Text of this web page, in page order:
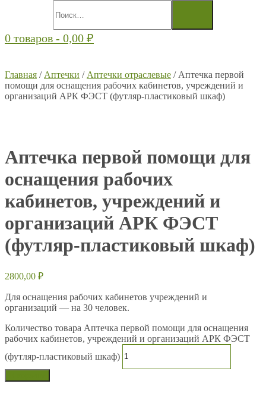
0 товаров - 0,00 ₽
Главная / Аптечки / Аптечки отраслевые / Аптечка первой
помощи для оснащения рабочих кабинетов, учреждений и
организаций АРК ФЭСТ (футляр-пластиковый шкаф)
Аптечка первой помощи для
оснащения рабочих
кабинетов, учреждений и
организаций АРК ФЭСТ
(футляр-пластиковый шкаф)
2800,00 ₽
Для оснащения рабочих кабинетов учреждений и
организаций — на 30 человек.
Количество товара Аптечка первой помощи для оснащения
рабочих кабинетов, учреждений и организаций АРК ФЭСТ
(футляр-пластиковый шкаф)